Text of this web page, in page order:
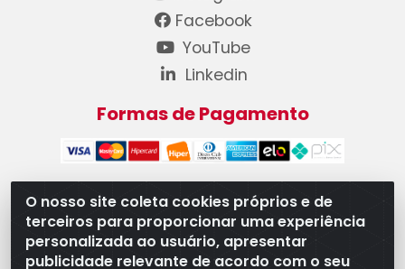
O nosso site coleta cookies próprios e de
terceiros para proporcionar uma experiência
personalizada ao usuário, apresentar
publicidade relevante de acordo com o seu
Facebook
YouTube
Linkedin
Formas de Pagamento
WB Componentes Automotivos LTDA - CNPJ
08.528.393/0001-12 - Rua do Níquel, 667 - Parque
Oeste Industrial, Goiânia/GO - CEP 74375-660